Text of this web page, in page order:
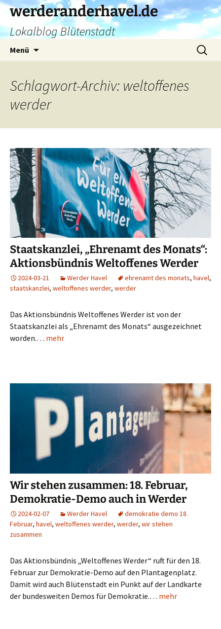
Zum
Inhalt
springen
werderanderhavel.de
Lokalblog Blütenstadt
Menü
Suchen
nach:
Schlagwort-Archiv: weltoffenes
werder
Staatskanzlei, „Ehrenamt des Monats“:
Aktionsbündnis Weltoffenes Werder
2024-03-21 Werder Havel ehrenamt des monats, havel,
staatskanzlei, weltoffenes werder, werder
Das Aktionsbündnis Weltoffenes Werder ist von der
Staatskanzlei als „Ehrenamt des Monats“ ausgezeichnet
worden.… mehr
Wir stehen zusammen: 18. Februar,
Demokratie-Demo auch in Werder
2024-02-07 Werder Havel
demokratie demo 18.
Februar, havel, weltoffenes werder, werder, wir stehen
zusammen
Das Aktionsbündnis „Weltoffenes Werder“ ruft für den 18.
Februar zur Demokratie-Demo auf den Plantagenplatz.
Damit wird auch Blütenstadt ein Punkt auf der Landkarte
der bundesweiten Demos für Demokratie.… mehr